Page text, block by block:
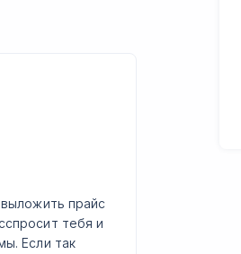
прайс
тебя и
Если так